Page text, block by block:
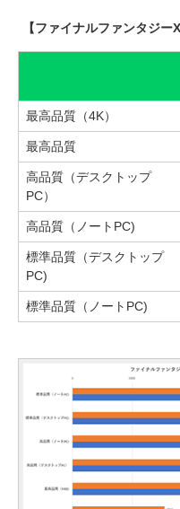
【ファイナルファンタジ
最高品質（4K）
最高品質
高品質（デスクトップ
PC）
高品質（ノートPC)
標準品質（デスクトップ
PC)
標準品質（ノートPC)